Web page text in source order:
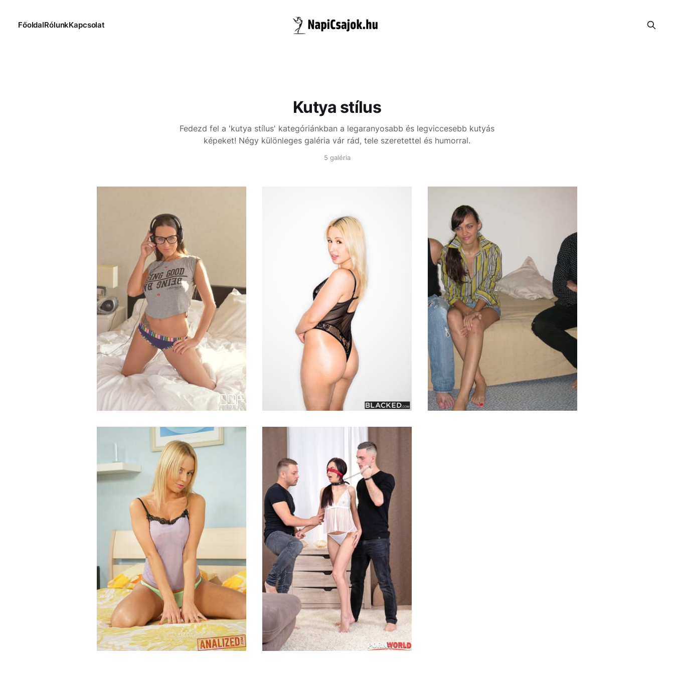
FőoldalRólunkKapcsolat
Kutya stílus
Fedezd fel a 'kutya stílus' kategóriánkban a legaranyosabb és legviccesebb kutyás
képeket! Négy különleges galéria vár rád, tele szeretettel és humorral.
5 galéria